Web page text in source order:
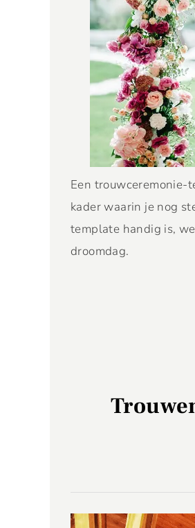
Een trouwceremonie-
kader waarin je nog
template handig is,
droomdag.